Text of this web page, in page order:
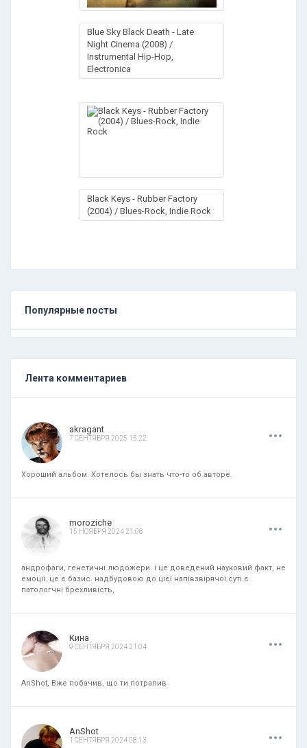
Blue Sky Black Death - Late
Night Cinema (2008) /
Instrumental Hip-Hop,
Electronica
Black Keys - Rubber Factory
(2004) / Blues-Rock, Indie Rock
Популярные посты
Лента комментариев
akragant
7 СЕНТЯБРЯ 2025 15:22 ...
Хороший альбом. Хотелось бы знать что-то об авторе.
moroziche
15 НОЯБРЯ 2024 21:08 ...
андрофаги, генетичні людожери. і це доведений науковий факт, не
емоції. це є базис. надбудовою до цієї напівзвірячої суті є
патологчні брехливість,
Кина
9 СЕНТЯБРЯ 2024 21:04 ...
AnShot, Вже побачив, що ти потрапив
AnShot
1 СЕНТЯБРЯ 2024 08:13 ...